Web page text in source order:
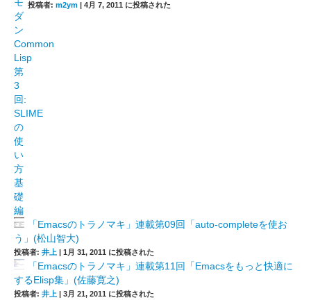
投稿者: m2ym | 4月 7, 2011 に投稿された
「Emacsのトラノマキ」連載第09回「auto-completeを使お
う」(松山智大)
投稿者: 井上 | 1月 31, 2011 に投稿された
「Emacsのトラノマキ」連載第11回「Emacsをもっと快適に
するElisp集」(佐藤寛之)
投稿者: 井上 | 3月 21, 2011 に投稿された